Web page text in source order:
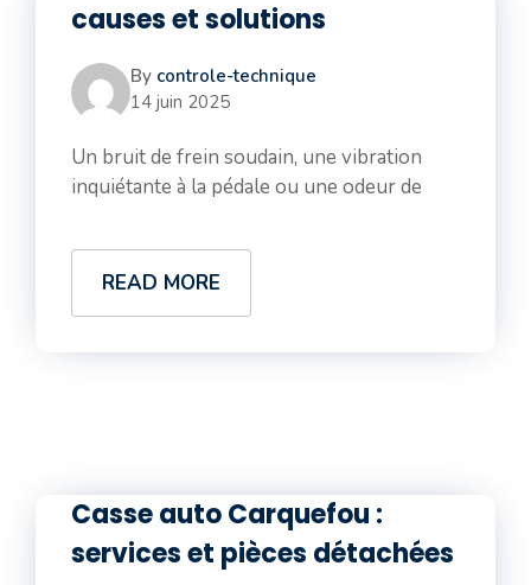
causes et solutions
By controle-technique
14 juin 2025
Un bruit de frein soudain, une vibration
inquiétante à la pédale ou une odeur de
READ MORE
Casse auto Carquefou :
services et pièces détachées